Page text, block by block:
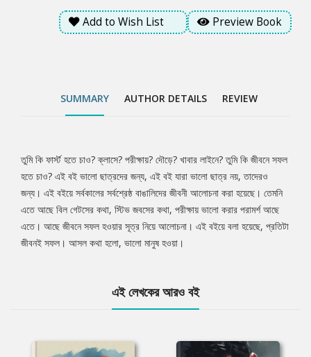
Add to Wish List Preview Book
SUMMARY AUTHOR DETAILS REVIEW
Tab
Article
তুমি কি ফার্স্ট হতে চাও? ক্লাসে? পরীক্ষায়? দৌড়ে? খাবার লাইনে? তুমি কি জীবনে সফল
হতে চাও? এই বই ভালো ছাত্রদের জন্য, এই বই যারা ভালো ছাত্র নয়, তাদেরও
জন্য। এই বইয়ে সর্বকালের সর্বশ্রেষ্ঠ বাঙালিদের জীবনী আলোচনা করা হয়েছে। তেমনি
এতে আছে বিল গেটসের কথা, স্টিভ জবসের কথা, পরীক্ষায় ভালো করার পরামর্শ আছে
এতে। আছে জীবনে সফল হওয়ার সূত্র নিয়ে আলোচনা। এই বইয়ে বলা হয়েছে, প্রতিটা
জীবনই সফল। আসল কথা হলো, ভালো মানুষ হওয়া।
এই লেখকের আরও বই